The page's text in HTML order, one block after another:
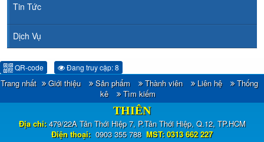
Tin Tức
Dịch Vụ
QR-code Đang truy cập: 8
Trang nhất Giới thiệu Sản phẩm Thành viên Liên hệ
Thống
kê
Tìm kiếm
CÔNG TY TNHH ĐẦU TƯ TM - XNK HOÀNG
THIÊN
Địa chỉ:479/22A Tân Thới Hiệp 7, P.Tân Thới Hiệp, Q.12, TP.HCM
Điện thoại: 0903 355 788 MST: 0313 662 227